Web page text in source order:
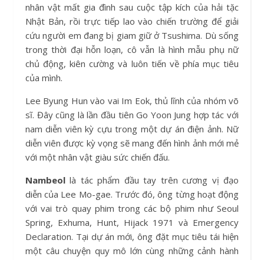
nhân vật mất gia đình sau cuộc tập kích của hải tặc
Nhật Bản, rồi trực tiếp lao vào chiến trường để giải
cứu người em đang bị giam giữ ở Tsushima. Dù sống
trong thời đại hỗn loạn, cô vẫn là hình mẫu phụ nữ
chủ động, kiên cường và luôn tiến về phía mục tiêu
của mình.
Lee Byung Hun vào vai Im Eok, thủ lĩnh của nhóm võ
sĩ. Đây cũng là lần đầu tiên Go Yoon Jung hợp tác với
nam diễn viên kỳ cựu trong một dự án điện ảnh. Nữ
diễn viên được kỳ vọng sẽ mang đến hình ảnh mới mẻ
với một nhân vật giàu sức chiến đấu.
Nambeol là tác phẩm đầu tay trên cương vị đạo
diễn của Lee Mo-gae. Trước đó, ông từng hoạt động
với vai trò quay phim trong các bộ phim như Seoul
Spring, Exhuma, Hunt, Hijack 1971 và Emergency
Declaration. Tại dự án mới, ông đặt mục tiêu tái hiện
một câu chuyện quy mô lớn cùng những cảnh hành